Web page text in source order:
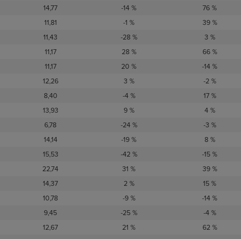
14,77 -14 %
76 %
11,81 -1 %
39 %
11,43 -28 %
3 %
11,17 28 %
66 %
11,17 20 %
-14 %
12,26 3 %
-2 %
8,40 -4 %
17 %
13,93 9 %
4 %
6,78 -24 %
-3 %
14,14 -19 %
8 %
15,53 -42 %
-15 %
22,74 31 %
39 %
14,37 2 %
15 %
10,78 -9 %
-14 %
9,45 -25 %
-4 %
12,67 21 %
62 %